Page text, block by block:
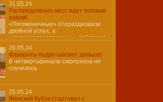
31.05.24
Распределение мест идет полным
ходом!
«Пятиконечные» отпраздновали
двойной успех, а
«железнодорожницы» – дебютную
победу!
29.05.24
Фавориты бодро шагают дальше!
В четвертьфинале сюрпризов не
случилось
25.05.24
Женский Кубок стартовал с